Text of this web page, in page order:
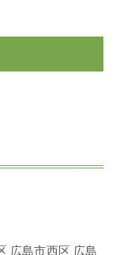
広島市西区 広島